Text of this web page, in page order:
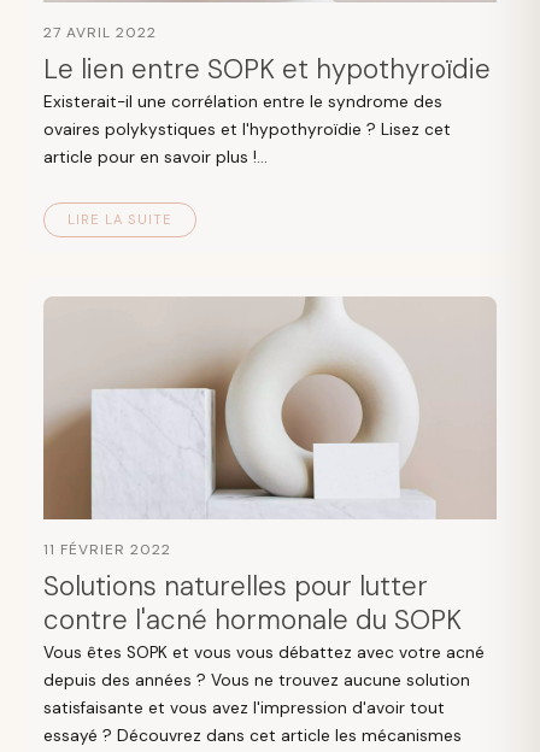
27 AVRIL 2022
Le lien entre SOPK et hypothyroïdie
Existerait-il une corrélation entre le syndrome des
ovaires polykystiques et l'hypothyroïdie ? Lisez cet
article pour en savoir plus !...
LIRE LA SUITE
11 FÉVRIER 2022
Solutions naturelles pour lutter
contre l'acné hormonale du SOPK
Vous êtes SOPK et vous vous débattez avec votre acné
depuis des années ? Vous ne trouvez aucune solution
satisfaisante et vous avez l'impression d'avoir tout
essayé ? Découvrez dans cet article les mécanismes